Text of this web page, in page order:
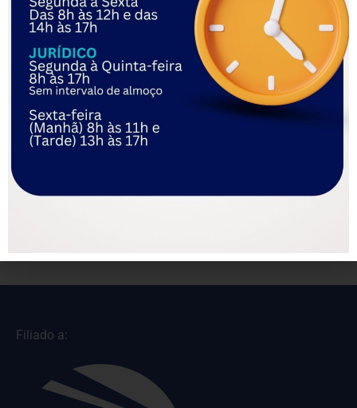
consultar empréstimos e financiamentos em seu nome.
Informações financeiras, como contas com bancos e
financeiras, investimentos e chaves PIX também estão
disponíveis na página. Os dados são sigilosos e só podem
ser vistos por você.
Superendividamento
Para pessoas superendividadas, a orientação é procurar
órgãos de proteção e defesa do consumidor. O
superendividamento é definido como a impossibilidade de o
Filiado a: